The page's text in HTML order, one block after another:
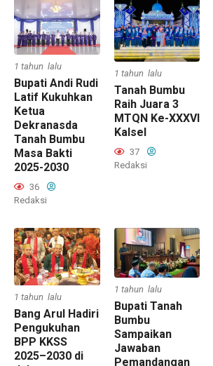
1 tahun lalu
Bupati Andi Rudi
Latif Kukuhkan
Ketua
Dekranasda
Tanah Bumbu
Masa Bakti
2025-2030
36
Redaksi
1 tahun lalu
Tanah Bumbu
Raih Juara 3
MTQN Ke-XXXVI
Kalsel
37
Redaksi
1 tahun lalu
Bang Arul Hadiri
Pengukuhan
BPP KKSS
2025–2030 di
1 tahun lalu
Bupati Tanah
Bumbu
Sampaikan
Jawaban
Pemandangan